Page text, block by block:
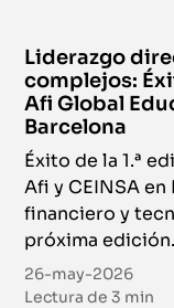
Certificación en
Certificación
Del 28 de septiembre
Virtual
Online
Chartered
Certificación
Liderazgo
complejos:
Afi Global
Barcelona
Éxito de la 1.ª
Afi y CEINSA
financiero y
próxima edición.
26-may-2026
Lectura de3 min